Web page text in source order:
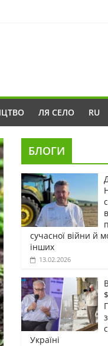
ЛЯ СЕЛО RU
БЛОГИ
сучасної війни й
інших
13.02.2026
Україні